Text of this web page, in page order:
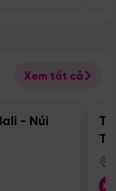
Xem tất cả
Điểm nổi bật
- Núi